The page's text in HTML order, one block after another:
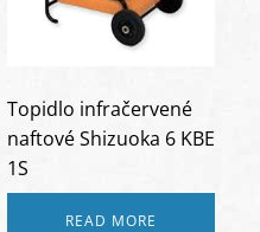
Topidlo infračervené
naftové Shizuoka 6 KBE
1S
READ MORE